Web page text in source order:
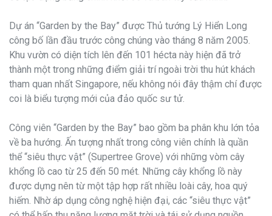
Dự án “Garden by the Bay” được Thủ tướng Lý Hiển Long
công bố lần đầu trước công chúng vào tháng 8 năm 2005.
Khu vườn có diện tích lên đến 101 hécta này hiện đã trở
thành một trong những điểm giải trí ngoài trời thu hút khách
tham quan nhất Singapore, nếu không nói đây thậm chí được
coi là biểu tượng mới của đảo quốc sư tử.
Công viên “Garden by the Bay” bao gồm ba phân khu lớn tỏa
về ba hướng. Ấn tượng nhất trong công viên chính là quần
thể “siêu thực vật” (Supertree Grove) với những vòm cây
khổng lồ cao từ 25 đến 50 mét. Những cây khổng lồ này
được dựng nên từ một tập hợp rất nhiều loài cây, hoa quý
hiếm. Nhờ áp dụng công nghệ hiện đại, các “siêu thực vật”